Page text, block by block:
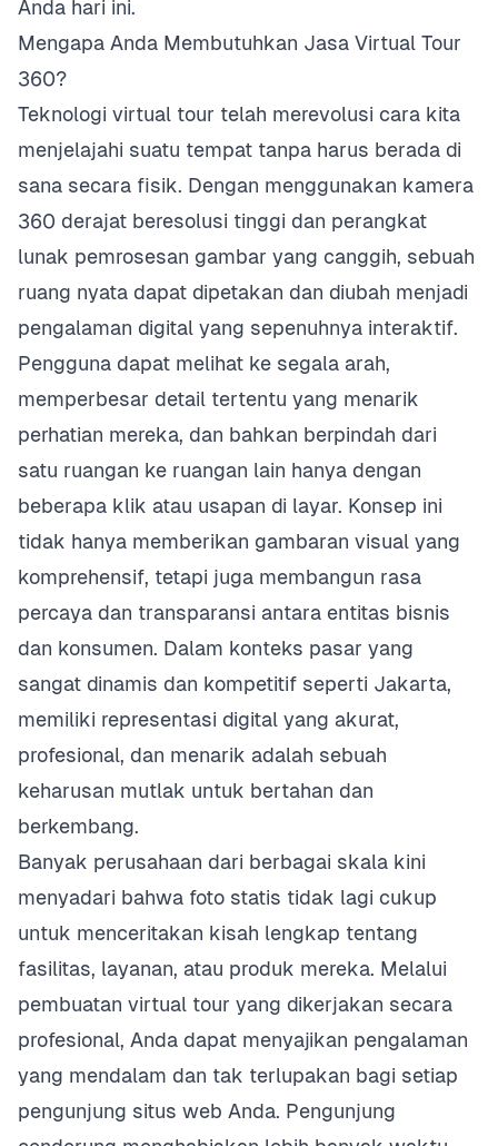
Anda hari ini.
Mengapa Anda Membutuhkan Jasa Virtual Tour
360?
Teknologi virtual tour telah merevolusi cara kita
menjelajahi suatu tempat tanpa harus berada di
sana secara fisik. Dengan menggunakan kamera
360 derajat beresolusi tinggi dan perangkat
lunak pemrosesan gambar yang canggih, sebuah
ruang nyata dapat dipetakan dan diubah menjadi
pengalaman digital yang sepenuhnya interaktif.
Pengguna dapat melihat ke segala arah,
memperbesar detail tertentu yang menarik
perhatian mereka, dan bahkan berpindah dari
satu ruangan ke ruangan lain hanya dengan
beberapa klik atau usapan di layar. Konsep ini
tidak hanya memberikan gambaran visual yang
komprehensif, tetapi juga membangun rasa
percaya dan transparansi antara entitas bisnis
dan konsumen. Dalam konteks pasar yang
sangat dinamis dan kompetitif seperti Jakarta,
memiliki representasi digital yang akurat,
profesional, dan menarik adalah sebuah
keharusan mutlak untuk bertahan dan
berkembang.
Banyak perusahaan dari berbagai skala kini
menyadari bahwa foto statis tidak lagi cukup
untuk menceritakan kisah lengkap tentang
fasilitas, layanan, atau produk mereka. Melalui
pembuatan virtual tour yang dikerjakan secara
profesional, Anda dapat menyajikan pengalaman
yang mendalam dan tak terlupakan bagi setiap
pengunjung situs web Anda. Pengunjung